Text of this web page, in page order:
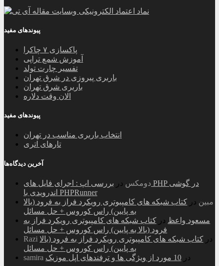
پیوندهای مفید
پاکسازی ۷ چاکرا
آموزش شمع تراپی
تفسیر چارت تولد
باربری پیروزی در شرق تهران
باربری شرق تهران
الان وقت دلاره
پیوندهای مفید
انتخاب باربری مناسب در تهران
تارهای اتری
آخرین دیدگاه‌ها
دومکس در بررسی اپ : اجرای فایل های PHP در گوشی
اندرویدی با PHPRunner
مبین در کتاب شبکه های کامپیوتری رویکرد فراز به فرود (بالا
به پایین) راس کوروس + حل مسائل
مسعود واعظ در کتاب شبکه های کامپیوتری رویکرد فراز به
فرود (بالا به پایین) راس کوروس + حل مسائل
Razi
در کتاب شبکه های کامپیوتری رویکرد فراز به فرود (بالا
به پایین) راس کوروس + حل مسائل
samira
در 10 مورد از ویژگی ها و ترفندهای اپل موزیک